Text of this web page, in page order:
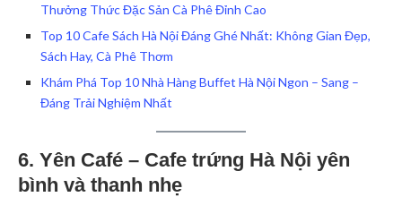
Thưởng Thức Đặc Sản Cà Phê Đỉnh Cao
Top 10 Cafe Sách Hà Nội Đáng Ghé Nhất: Không Gian Đẹp,
Sách Hay, Cà Phê Thơm
Khám Phá Top 10 Nhà Hàng Buffet Hà Nội Ngon – Sang –
Đáng Trải Nghiệm Nhất
6. Yên Café – Cafe trứng Hà Nội yên
bình và thanh nhẹ